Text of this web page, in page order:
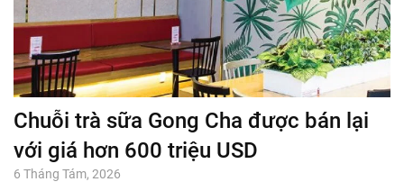
Chuỗi trà sữa Gong Cha được bán lại
với giá hơn 600 triệu USD
6 Tháng Tám, 2026